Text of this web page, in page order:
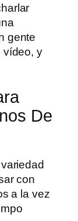
gente
vídeo, y
De
con
a la vez